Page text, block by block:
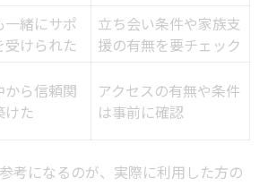
一緒にサポ
受けられた
立ち会い条件や家族支
援の有無を要チェック
から信頼関
けた
アクセスの有無や条件
は事前に確認
考になるのが、実際に利用した方の